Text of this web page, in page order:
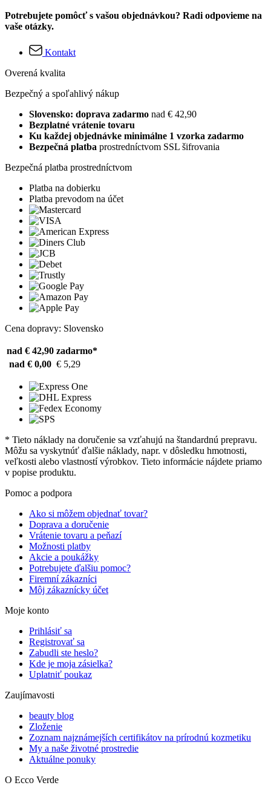
Potrebujete pomôcť s vašou objednávkou? Radi odpovieme na
vaše otázky.
Kontakt
Overená kvalita
Bezpečný a spoľahlivý nákup
Slovensko: doprava zadarmo nad € 42,90
Bezplatné vrátenie tovaru
Ku každej objednávke minimálne 1 vzorka zadarmo
Bezpečná platba prostredníctvom SSL šifrovania
Bezpečná platba prostredníctvom
Platba na dobierku
Platba prevodom na účet
Cena dopravy: Slovensko
nad € 42,90 zadarmo*
nad € 0,00 € 5,29
* Tieto náklady na doručenie sa vzťahujú na štandardnú prepravu.
Môžu sa vyskytnúť ďalšie náklady, napr. v dôsledku hmotnosti,
veľkosti alebo vlastností výrobkov. Tieto informácie nájdete priamo
v popise produktu.
Pomoc a podpora
Ako si môžem objednať tovar?
Doprava a doručenie
Vrátenie tovaru a peňazí
Možnosti platby
Akcie a poukážky
Potrebujete ďalšiu pomoc?
Firemní zákazníci
Môj zákaznícky účet
Moje konto
Prihlásiť sa
Registrovať sa
Zabudli ste heslo?
Kde je moja zásielka?
Uplatniť poukaz
Zaujímavosti
beauty blog
Zloženie
Zoznam najznámejších certifikátov na prírodnú kozmetiku
My a naše životné prostredie
Aktuálne ponuky
O Ecco Verde